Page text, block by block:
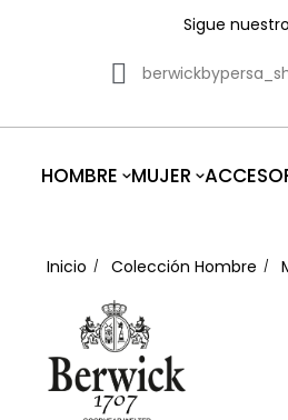
Sigue
HOMBRE MUJER
Inicio Colección Hombre